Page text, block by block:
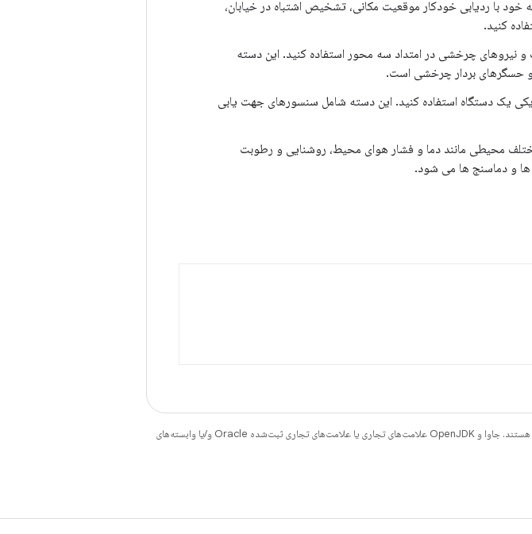
خود با ردیابی خودکار موقعیت مکانی، تشخیص اشتباه در خیابان،
کنید.
و نیروهای چرخشی در امتداد سه محور استفاده کنید. این دسته
حسگرهای بردار چرخشی است.
یک دستگاه استفاده کنید. این دسته شامل سنسورهای جهت یابی
مختلف محیطی مانند دما و فشار هوای محیط، روشنایی و رطوبت
ها و دماسنج ها می شود.
هستند. جاوا و OpenJDK علامت‌های تجاری یا علامت‌های تجاری ثبت‌شده Oracle و/یا وابسته‌های